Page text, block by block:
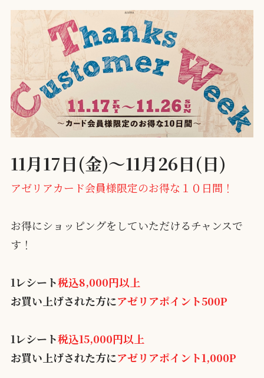
11月17日(金)～11月26日(日)
アゼリアカード会員様限定のお得な１０日間！
お得にショッピングをしていただけるチャンスで
す！
1レシート税込8,000円以上
お買い上げされた方にアゼリアポイント500P
1レシート税込15,000円以上
お買い上げされた方にアゼリアポイント1,000P